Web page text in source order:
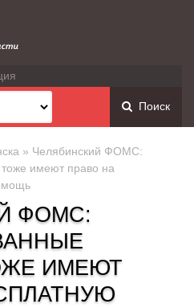
Поиск
» Челябинский ФОМС:
имеют право на
ФОМС:
ИМЕЮТ